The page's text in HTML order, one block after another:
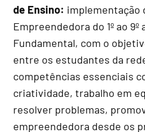
de Ensino: implementação
Empreendedora do 1º ao 9º
Fundamental, com o
entre os estudantes da
competências essenciais
criatividade, trabalho em
resolver problemas,
empreendedora desde os